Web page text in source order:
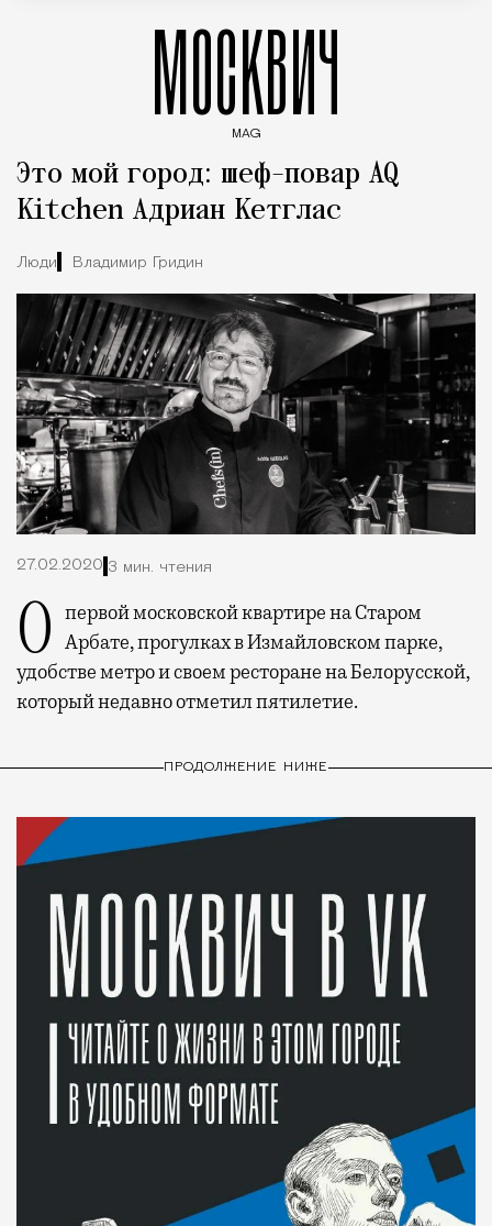
МОСКВИЧ
MAG
Это мой город: шеф-повар AQ
Kitchen Адриан Кетглас
Люди Владимир Гридин
27.02.2020 3 мин. чтения
О первой московской квартире на Старом Арбате, прогулках в Измайловском парке,
удобстве метро и своем ресторане на Белорусской,
который недавно отметил пятилетие.
ПРОДОЛЖЕНИЕ НИЖЕ